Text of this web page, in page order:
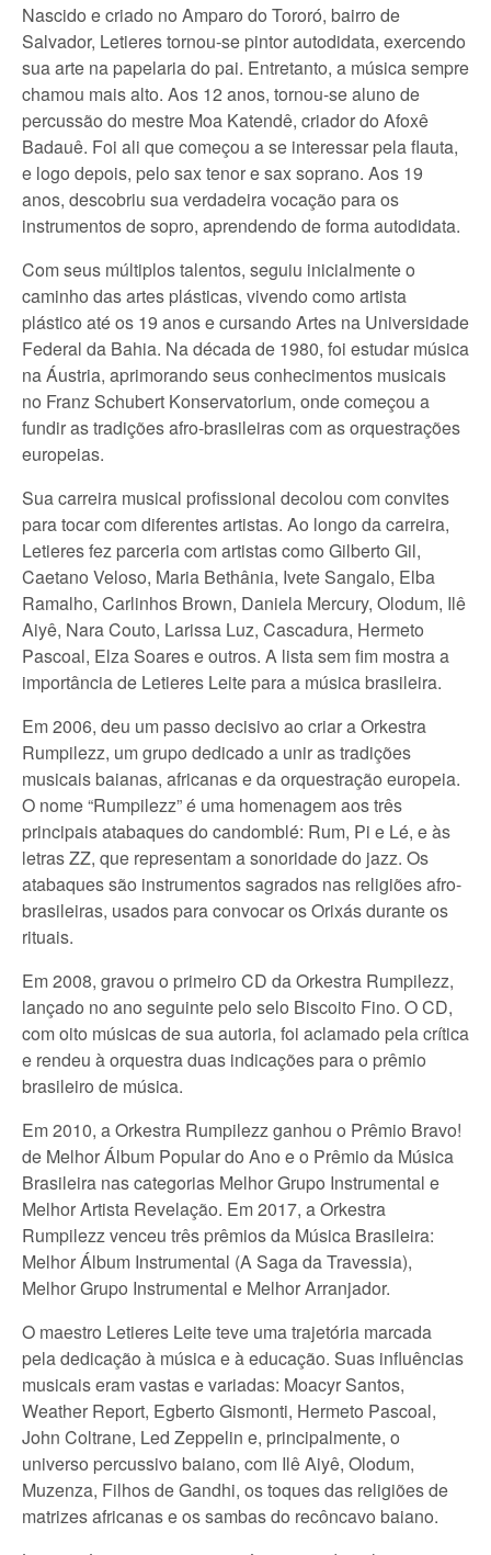
Nascido e criado no Amparo do Tororó, bairro de
Salvador, Letieres tornou-se pintor autodidata, exercendo
sua arte na papelaria do pai. Entretanto, a música sempre
chamou mais alto. Aos 12 anos, tornou-se aluno de
percussão do mestre Moa Katendê, criador do Afoxê
Badauê. Foi ali que começou a se interessar pela flauta,
e logo depois, pelo sax tenor e sax soprano. Aos 19
anos, descobriu sua verdadeira vocação para os
instrumentos de sopro, aprendendo de forma autodidata.
Com seus múltiplos talentos, seguiu inicialmente o
caminho das artes plásticas, vivendo como artista
plástico até os 19 anos e cursando Artes na Universidade
Federal da Bahia. Na década de 1980, foi estudar música
na Áustria, aprimorando seus conhecimentos musicais
no Franz Schubert Konservatorium, onde começou a
fundir as tradições afro-brasileiras com as orquestrações
europeias.
Sua carreira musical profissional decolou com convites
para tocar com diferentes artistas. Ao longo da carreira,
Letieres fez parceria com artistas como Gilberto Gil,
Caetano Veloso, Maria Bethânia, Ivete Sangalo, Elba
Ramalho, Carlinhos Brown, Daniela Mercury, Olodum, Ilê
Aiyê, Nara Couto, Larissa Luz, Cascadura, Hermeto
Pascoal, Elza Soares e outros. A lista sem fim mostra a
importância de Letieres Leite para a música brasileira.
Em 2006, deu um passo decisivo ao criar a Orkestra
Rumpilezz, um grupo dedicado a unir as tradições
musicais baianas, africanas e da orquestração europeia.
O nome “Rumpilezz” é uma homenagem aos três
principais atabaques do candomblé: Rum, Pi e Lé, e às
letras ZZ, que representam a sonoridade do jazz. Os
atabaques são instrumentos sagrados nas religiões afro-
brasileiras, usados para convocar os Orixás durante os
rituais.
Em 2008, gravou o primeiro CD da Orkestra Rumpilezz,
lançado no ano seguinte pelo selo Biscoito Fino. O CD,
com oito músicas de sua autoria, foi aclamado pela crítica
e rendeu à orquestra duas indicações para o prêmio
brasileiro de música.
Em 2010, a Orkestra Rumpilezz ganhou o Prêmio Bravo!
de Melhor Álbum Popular do Ano e o Prêmio da Música
Brasileira nas categorias Melhor Grupo Instrumental e
Melhor Artista Revelação. Em 2017, a Orkestra
Rumpilezz venceu três prêmios da Música Brasileira:
Melhor Álbum Instrumental (A Saga da Travessia),
Melhor Grupo Instrumental e Melhor Arranjador.
O maestro Letieres Leite teve uma trajetória marcada
pela dedicação à música e à educação. Suas influências
musicais eram vastas e variadas: Moacyr Santos,
Weather Report, Egberto Gismonti, Hermeto Pascoal,
John Coltrane, Led Zeppelin e, principalmente, o
universo percussivo baiano, com Ilê Aiyê, Olodum,
Muzenza, Filhos de Gandhi, os toques das religiões de
matrizes africanas e os sambas do recôncavo baiano.